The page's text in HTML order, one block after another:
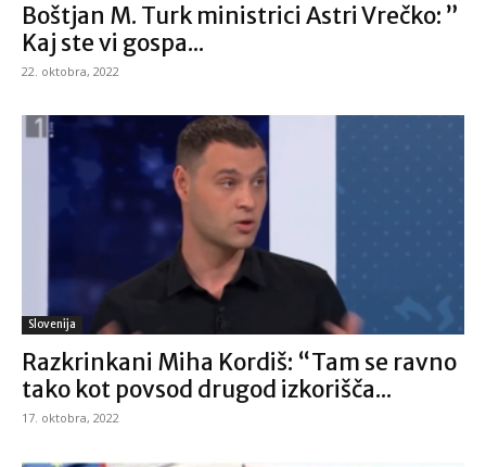
Boštjan M. Turk ministrici Astri Vrečko: ”
Kaj ste vi gospa...
22. oktobra, 2022
Slovenija
Razkrinkani Miha Kordiš: “Tam se ravno
tako kot povsod drugod izkorišča...
17. oktobra, 2022